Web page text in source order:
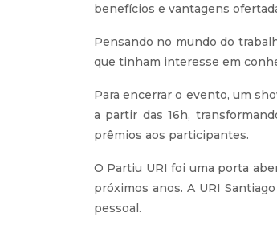
benefícios e vantagens
Pensando no mundo do
que tinham interesse em
Para encerrar o evento, um
a partir das 16h,
prêmios aos participantes.
O Partiu URI foi uma porta
próximos anos. A URI
pessoal.